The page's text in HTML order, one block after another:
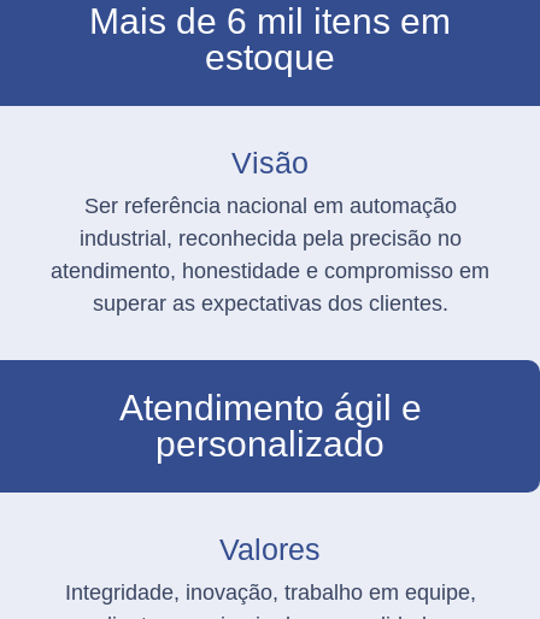
Mais de 6 mil itens em
estoque
Visão
Ser referência nacional em automação
industrial, reconhecida pela precisão no
atendimento, honestidade e compromisso em
superar as expectativas dos clientes.
Atendimento ágil e
personalizado
Valores
Integridade, inovação, trabalho em equipe,